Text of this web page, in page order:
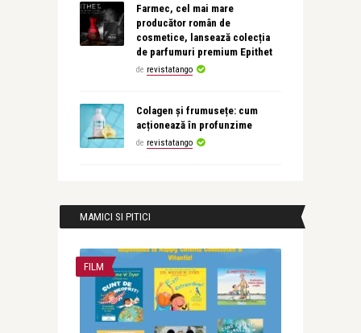
Farmec, cel mai mare
producător român de
cosmetice, lansează colecția
de parfumuri premium Epithet
de revistatango
Colagen și frumusețe: cum
acționează în profunzime
de revistatango
MAMICI SI PITICI
FILM